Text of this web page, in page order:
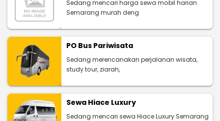
Sedang mencari harga sewa mobil harian
Semarang murah deng
PO Bus Pariwisata
Sedang merencanakan perjalanan wisata,
study tour, ziarah,
Sewa Hiace Luxury
Sedang mencari sewa Hiace Luxury Semarang